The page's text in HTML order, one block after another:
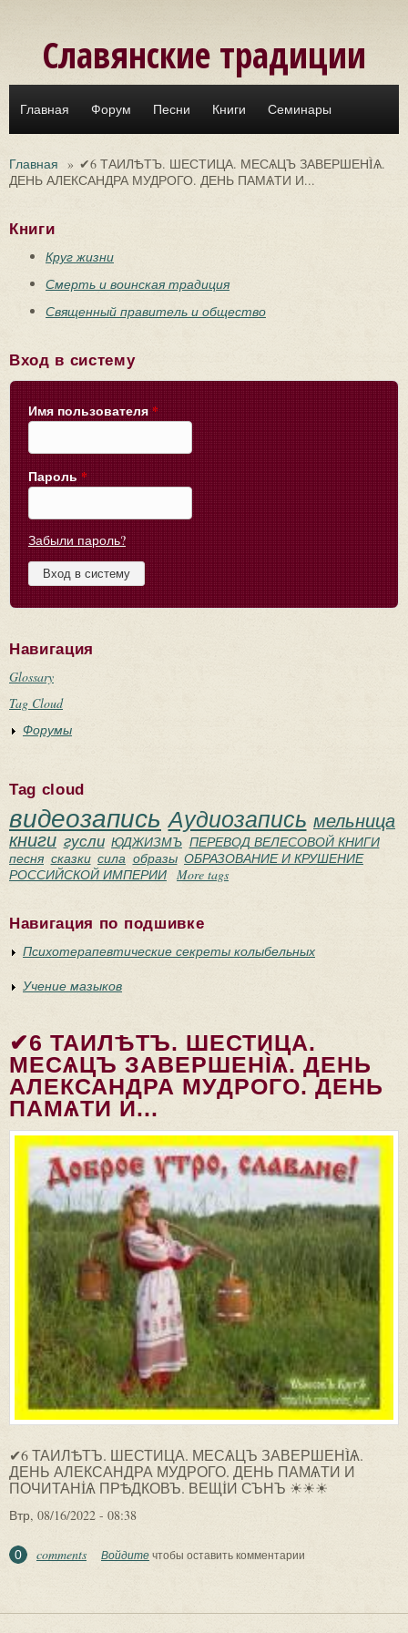
Славянские традиции
Главная Форум Песни Книги Семинары
Главная » ✔6 ТАИЛѢТЪ. ШЕСТИЦА. МЕСѦЦЪ ЗАВЕРШЕНÌѦ.
ДЕНЬ АЛЕКСАНДРА МУДРОГО. ДЕНЬ ПАМѦТИ И...
Книги
Круг жизни
Смерть и воинская традиция
Священный правитель и общество
Вход в систему
Имя пользователя *
Пароль *
Забыли пароль?
Навигация
Glossary
Tag Cloud
Форумы
Tag cloud
видеозапись Аудиозапись мельница
книги гусли ЮДЖИЗМЪ ПЕРЕВОД ВЕЛЕСОВОЙ КНИГИ
песня сказки сила образы ОБРАЗОВАНИЕ И КРУШЕНИЕ
РОССИЙСКОЙ ИМПЕРИИ
More tags
Навигация по подшивке
Психотерапевтические секреты колыбельных
Учение мазыков
✔6 ТАИЛѢТЪ. ШЕСТИЦА.
МЕСѦЦЪ ЗАВЕРШЕНÌѦ. ДЕНЬ
АЛЕКСАНДРА МУДРОГО. ДЕНЬ
ПАМѦТИ И...
✔6 ТАИЛѢТЪ. ШЕСТИЦА. МЕСѦЦЪ ЗАВЕРШЕНÌѦ.
ДЕНЬ АЛЕКСАНДРА МУДРОГО. ДЕНЬ ПАМѦТИ И
ПОЧИТАНİѦ ПРѢДКОВЪ. ВЕЩİИ СЪНЪ ☀☀☀
Втр, 08/16/2022 - 08:38
0 comments Войдитечтобы оставить комментарии